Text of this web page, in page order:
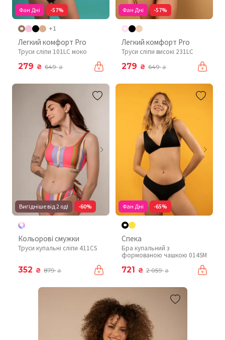
Фан Дні -57%
+1
Легкий комфорт Pro
Труси сліпи 101LC моко
279 ₴ 649₴
Фан Дні -57%
Легкий комфорт Pro
Труси сліпи високі 231LC
279 ₴ 649₴
Вигідніше від 2 од! -60%
Кольорові смужки
Труси купальні сліпи 411CS
352 ₴ 879₴
Фан Дні -65%
Спека
Бра купальний з
формованою чашкою 014SM
721 ₴ 2 059₴